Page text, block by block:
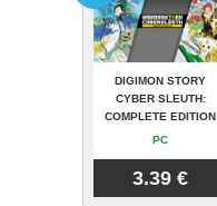
DIGIMON STORY
CYBER SLEUTH:
COMPLETE EDITION
PC
3.39 €